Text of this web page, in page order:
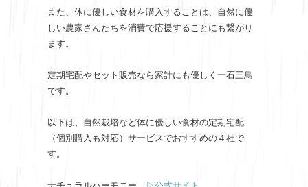
また、体に優しい食材を購入することは、自然に優
しい農家さんたちを消費で応援することにも繋がり
ます。
定期宅配やセット販売なら家計にも優しく一石三鳥
です。
以下は、自然栽培など体に優しい食材の定期宅配
（個別購入も対応）サービスでおすすめの４社で
す。